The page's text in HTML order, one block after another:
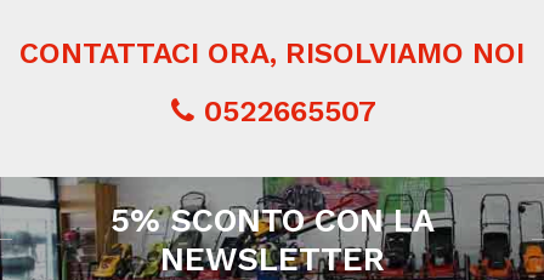
CONTATTACI ORA, RISOLVIAMO NOI
0522665507
5% SCONTO CON LA
NEWSLETTER